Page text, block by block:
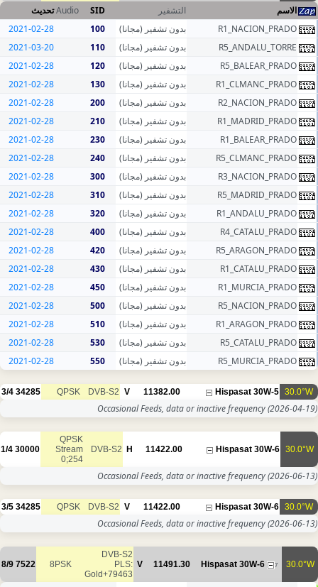
التشفير Audio
بدون تشفير (مجانا)
2021-02-28
بدون تشفير (مجانا)
2021-03-20
بدون تشفير (مجانا)
2021-02-28
بدون تشفير (مجانا)
2021-02-28
بدون تشفير (مجانا)
2021-02-28
بدون تشفير (مجانا)
2021-02-28
بدون تشفير (مجانا)
2021-02-28
بدون تشفير (مجانا)
2021-02-28
بدون تشفير (مجانا)
2021-02-28
بدون تشفير (مجانا)
2021-02-28
بدون تشفير (مجانا)
2021-02-28
بدون تشفير (مجانا)
2021-02-28
بدون تشفير (مجانا)
2021-02-28
بدون تشفير (مجانا)
2021-02-28
بدون تشفير (مجانا)
2021-02-28
بدون تشفير (مجانا)
2021-02-28
بدون تشفير (مجانا)
2021-02-28
بدون تشفير (مجانا)
2021-02-28
بدون تشفير (مجانا)
2021-02-28
11382.00
V
DVB-S2
QPSK
34285
3/4
Occasional Feeds, data or
11422.00
H
DVB-S2
Stream
30000
1/4
Occasional Feeds, data or
11422.00
V
DVB-S2
QPSK
34285
3/5
Occasional Feeds, data or
11491.30
V
PLS:
8PSK
7522
8/9